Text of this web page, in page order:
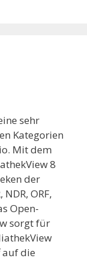
sehr
Kategorien
Mit dem
8
der
ORF,
Open-
sorgt für
die